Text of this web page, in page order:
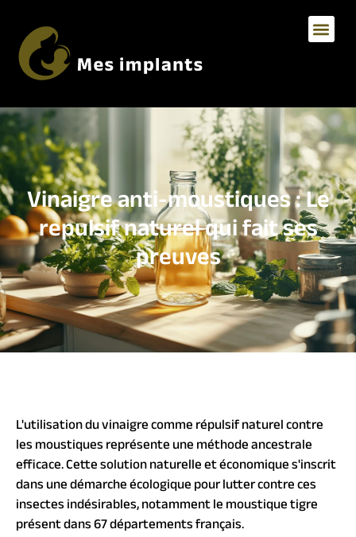
Vinaigre anti-moustiques : Le
repulsif naturel qui fait ses
preuves
L'utilisation du vinaigre comme répulsif naturel contre
les moustiques représente une méthode ancestrale
efficace. Cette solution naturelle et économique s'inscrit
dans une démarche écologique pour lutter contre ces
insectes indésirables, notamment le moustique tigre
présent dans 67 départements français.